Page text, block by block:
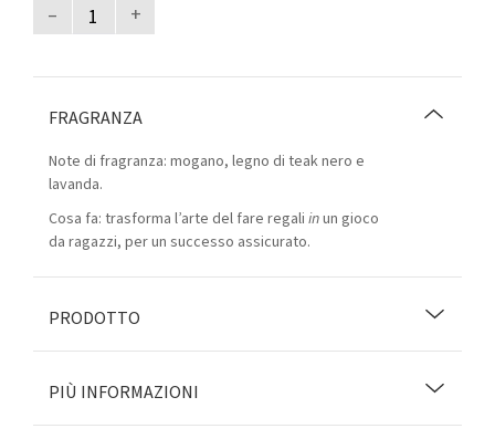
– +
FRAGRANZA
Note di fragranza: mogano, legno di teak nero e
lavanda.
Cosa fa: trasforma l’arte del fare regali inun gioco
da ragazzi, per un successo assicurato.
PRODOTTO
PIÙ INFORMAZIONI